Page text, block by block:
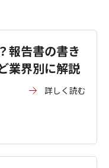
報告書の書き
業界別に解説
詳しく読む